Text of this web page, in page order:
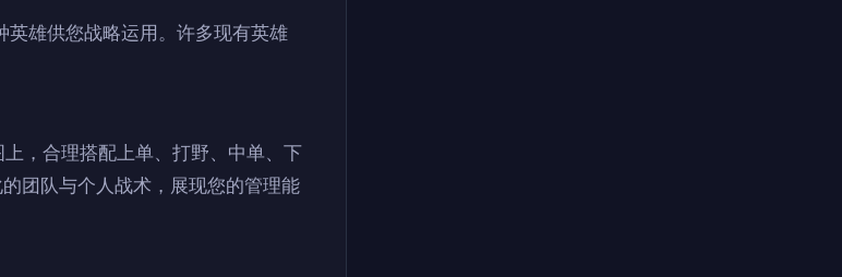
英雄供您战略运用。许多现有英雄
，合理搭配上单、打野、中单、下
团队与个人战术，展现您的管理能